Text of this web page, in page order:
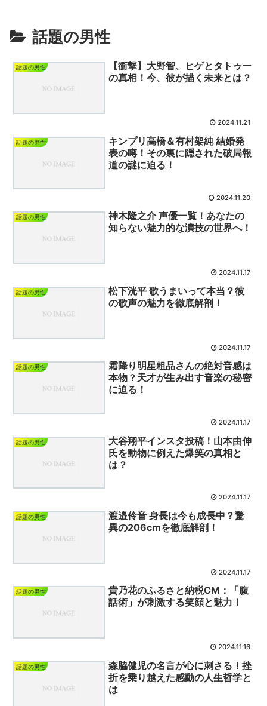
話題の男性
話題の男性
【衝撃】大野智、ヒゲとタトゥー
の真相！今、彼が描く未来とは？
2024.11.21
話題の男性
キンプリ高橋＆有村架純 結婚発
表の噂！その裏に隠された破局報
道の謎に迫る！
2024.11.20
話題の男性
神木隆之介 声優一覧！あなたの
知らない魅力的な演技の世界へ！
2024.11.17
話題の男性
松下洸平 歌うまいって本当？彼
の歌声の魅力を徹底解剖！
2024.11.17
話題の男性
霜降り明星粗品さんの絶対音感は
本物？天才が生み出す音楽の秘密
に迫る！
2024.11.17
話題の男性
大谷翔平インスタ投稿！山本由伸
氏を動物に例えた爆笑の真相と
は？
2024.11.17
話題の男性
渡邉伶音 身長は今も成長中？驚
異の206cmを徹底解剖！
2024.11.17
話題の男性
貴乃花のふるさと納税CM：「腹
話術」が刺激する笑顔と魅力！
2024.11.16
話題の男性
森脇健児の名言が心に刺さる！挫
折を乗り越えた感動の人生哲学と
は